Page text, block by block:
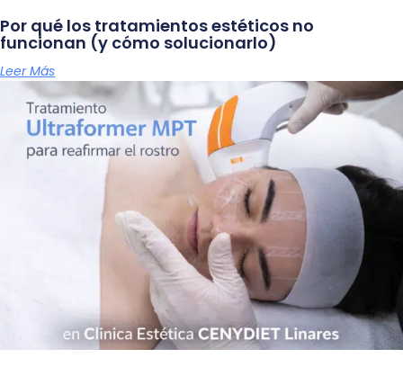
Por qué los tratamientos estéticos no
funcionan (y cómo solucionarlo)
Leer Más